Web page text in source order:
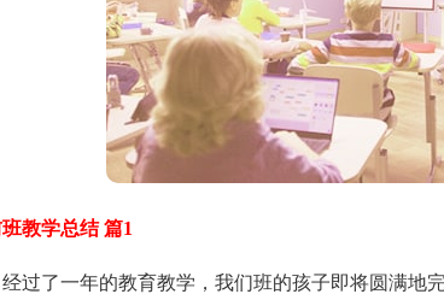
教学总结 篇1
了一年的教育教学，我们班的孩子即将圆满地